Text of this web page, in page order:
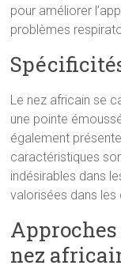
pour améliorer
problèmes
Le nez africain se
une pointe
également
caractéristiques
indésirables dans
valorisées dans les
nez